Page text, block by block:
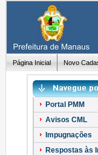
Página Inicial Novo
Portal PMM
Avisos CML
Impugnações
Respostas às